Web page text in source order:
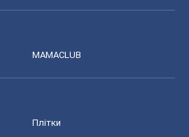
MAMACLUB
Плітки